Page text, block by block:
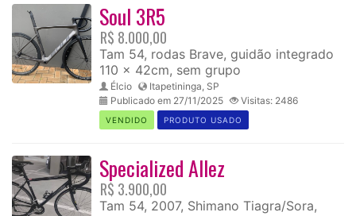
Soul 3R5
R$ 8.000,00
Tam 54, rodas Brave, guidão integrado
110 x 42cm, sem grupo
Élcio
Itapetininga, SP
Publicado em 27/11/2025
Visitas: 2486
VENDIDO PRODUTO USADO
Specialized Allez
R$ 3.900,00
Tam 54, 2007, Shimano Tiagra/Sora,